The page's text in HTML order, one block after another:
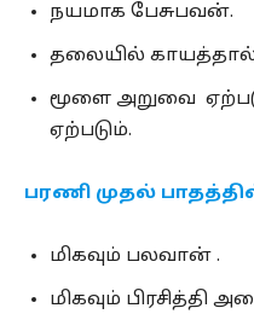
நயமாக பேசுபவன்.
தலையில் காயத்தால்
மூளை அறுவை
ஏற்படும்.
பரணி முதல்
மிகவும் பலவான் .
மிகவும் பிரசித்தி